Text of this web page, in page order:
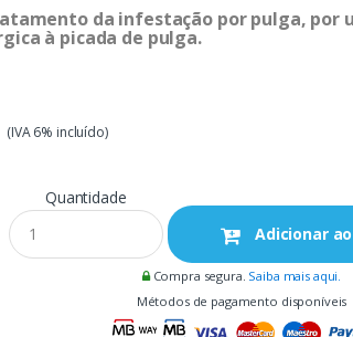
da infestação por pulga, por
à picada de pulga.
(IVA 6% incluído)
Quantidade
Adicionar
Compra segura. Saiba mais aqui.
Métodos de pagamento disponíveis